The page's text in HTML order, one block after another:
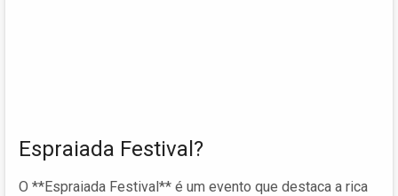
Espraiada Festival?
O **Espraiada Festival** é um evento que destaca a rica